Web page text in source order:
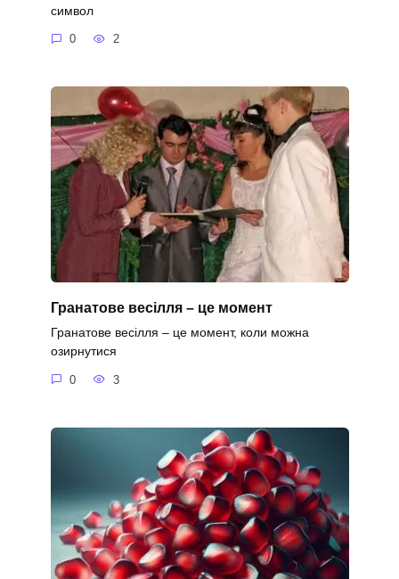
символ
0 2
Гранатове весілля – це момент
Гранатове весілля – це момент, коли можна
озирнутися
0 3